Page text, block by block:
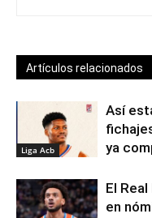
Artículos relacionados
Liga Acb
Así
ya
El
en